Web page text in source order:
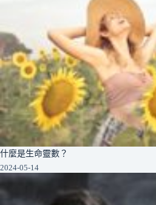
什麼是生命靈數？
2024-05-14